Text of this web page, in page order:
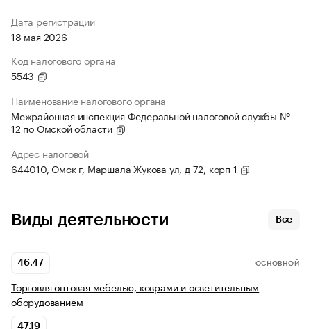
Дата регистрации
18 мая 2026
Код налогового органа
5543
Наименование налогового органа
Межрайонная инспекция Федеральной налоговой службы №
12 по Омской области
Адрес налоговой
644010, Омск г, Маршала Жукова ул, д 72, корп 1
Виды деятельности Все
46.47 ОСНОВНОЙ
Торговля оптовая мебелью, коврами и осветительным
оборудованием
47.19